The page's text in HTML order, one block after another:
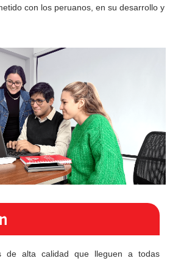
con los peruanos, en su desarrollo y
de alta calidad que lleguen a todas